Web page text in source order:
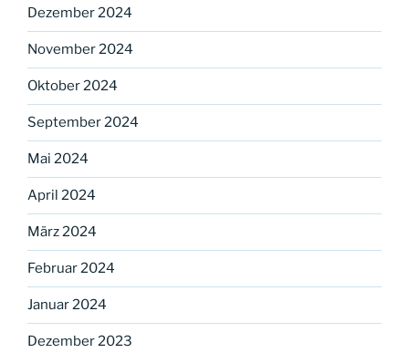
Dezember 2024
November 2024
Oktober 2024
September 2024
Mai 2024
April 2024
März 2024
Februar 2024
Januar 2024
Dezember 2023